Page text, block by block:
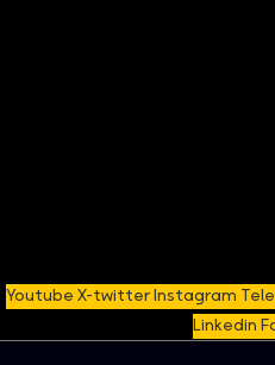
YoutubeX-twitterInstagram
Linkedin